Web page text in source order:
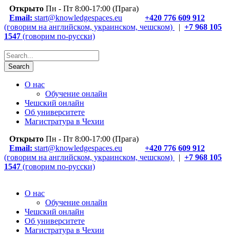
Открыто Пн - Пт 8:00-17:00 (Прага)
Email: start@knowledgespaces.eu
+420 776 609 912
(говорим на английском, украинском, чешском)
| +7 968 105
1547 (говорим по-русски)
О нас
Обучение онлайн
Чешский онлайн
Об университете
Магистратура в Чехии
Открыто Пн - Пт 8:00-17:00 (Прага)
Email: start@knowledgespaces.eu
+420 776 609 912
(говорим на английском, украинском, чешском)
| +7 968 105
1547 (говорим по-русски)
О нас
Обучение онлайн
Чешский онлайн
Об университете
Магистратура в Чехии